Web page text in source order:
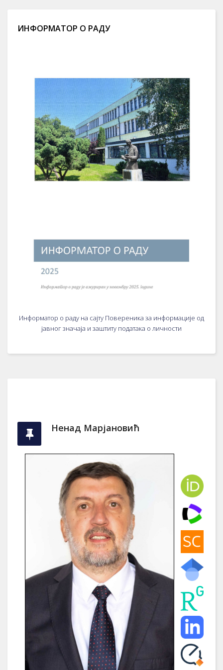
ИНФОРМАТОР О РАДУ
Информатор о раду на сајту Повереника за информације од
јавног значаја и заштиту података о личности
Ненад Марјановић